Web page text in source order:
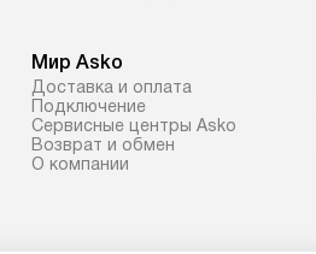
Мир Asko
Доставка и оплата
Подключение
Сервисные центры Asko
Возврат и обмен
О компании